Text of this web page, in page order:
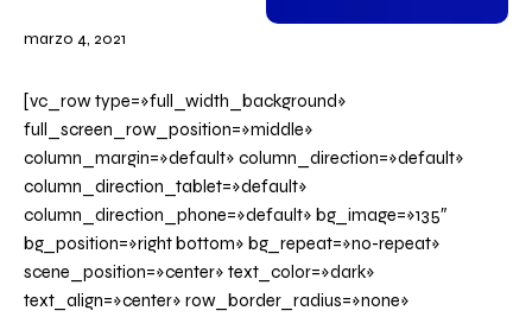
marzo 4, 2021
[vc_row type=»full_width_background»
full_screen_row_position=»middle»
column_margin=»default» column_direction=»default»
column_direction_tablet=»default»
column_direction_phone=»default» bg_image=»135″
bg_position=»right bottom» bg_repeat=»no-repeat»
scene_position=»center» text_color=»dark»
text_align=»center» row_border_radius=»none»